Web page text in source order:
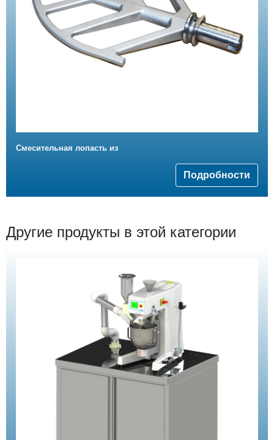
Смесительная лопасть из
Подробности
Другие продукты в этой категории